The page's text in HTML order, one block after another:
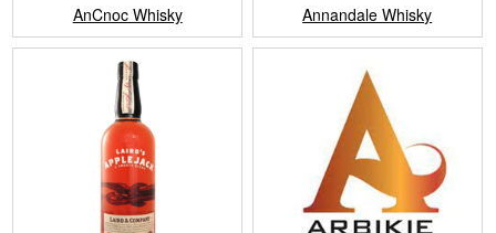
AnCnoc Whisky Annandale Whisky